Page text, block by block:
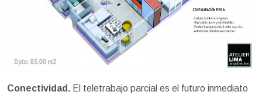
Conectividad. El teletrabajo parcial es el futuro inmediato